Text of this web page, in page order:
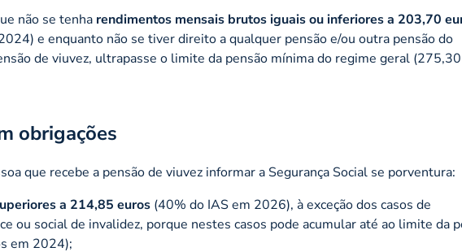
não se tenha rendimentos mensais brutos iguais ou inferiores a 203,70
e enquanto não se tiver direito a qualquer pensão e/ou outra pensão do
de viuvez, ultrapasse o limite da pensão mínima do regime geral (275,30
obrigações
que recebe a pensão de viuvez informar a Segurança Social se porventura:
a 214,85 euros (40% do IAS em 2026), à exceção dos casos de
ou social de invalidez, porque nestes casos pode acumular até ao limite da
em 2024);